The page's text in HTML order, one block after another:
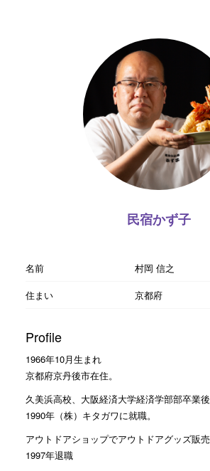
民宿かず子
名前
村岡 信之
住まい
京都府
Profile
1966年10月生まれ
京都府京丹後市在住。
久美浜高校、大阪経済大学経済学部部卒業後
1990年（株）キタガワに就職。
アウトドアショップでアウトドアグッズ販売
1997年退職